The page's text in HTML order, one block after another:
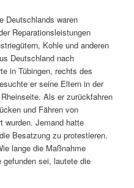
Deutschlands waren
Reparationsleistungen
Kohle und anderen
Deutschland nach
in Tübingen, rechts des
er seine Eltern in der
Als er zurückfahren
und Fähren von
wurden. Jemand hatte
Besatzung zu protestieren.
lange die Maßnahme
sei, lautete die